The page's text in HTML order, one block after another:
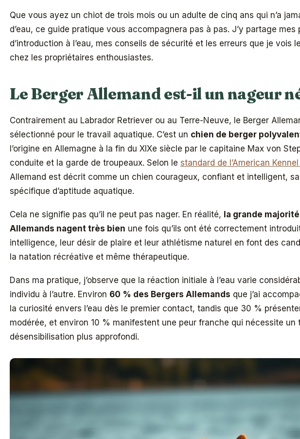
Que vous ayez un chiot de trois mois ou un adulte de cinq ans qui n’a
d’eau, ce guide pratique vous accompagnera pas à pas. J’y partage mes
d’introduction à l’eau, mes conseils de sécurité et les erreurs que je vois
chez les propriétaires enthousiastes.
Le Berger Allemand est-il un nageur
Contrairement au Labrador Retriever ou au Terre-Neuve, le Berger
sélectionné pour le travail aquatique. C’est un chien de berger
l’origine en Allemagne à la fin du XIXe siècle par le capitaine Max von
conduite et la garde de troupeaux. Selon le standard de l’American
Allemand est décrit comme un chien courageux, confiant et intelligent,
spécifique d’aptitude aquatique.
Cela ne signifie pas qu’il ne peut pas nager. En réalité, la grande
Allemands nagent très bien une fois qu’ils ont été correctement
intelligence, leur désir de plaire et leur athlétisme naturel en font des
la natation récréative et même thérapeutique.
Dans ma pratique, j’observe que la réaction initiale à l’eau varie
individu à l’autre. Environ 60 % des Bergers Allemands que j’ai
la curiosité envers l’eau dès le premier contact, tandis que 30 %
modérée, et environ 10 % manifestent une peur franche qui nécessite un
désensibilisation plus approfondi.